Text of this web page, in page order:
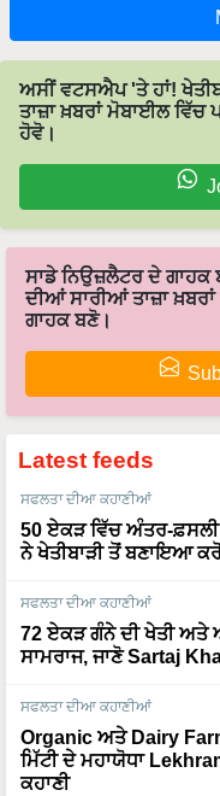
ਅਸੀਂ ਵਟਸਐਪ 'ਤੇ ਹਾਂ!
ਤਾਜ਼ਾ ਖ਼ਬਰਾਂ ਮੋਬਾਈਲ
ਹੋਵੋ।
ਸਾਡੇ ਨਿਉਜ਼ਲੈਟਰ ਦੇ ਗਾਹਕ
ਦੀਆਂ ਸਾਰੀਆਂ ਤਾਜ਼ਾ
ਗਾਹਕ ਬਣੋ।
Latest feeds
ਸਫਲਤਾ ਦੀਆ ਕਹਾਣੀਆਂ
50 ਏਕੜ ਵਿੱਚ ਅੰਤਰ-
ਨੇ ਖੇਤੀਬਾੜੀ ਤੋਂ ਬਣਾਇਆ
ਸਫਲਤਾ ਦੀਆ ਕਹਾਣੀਆਂ
72 ਏਕੜ ਗੰਨੇ ਦੀ ਖੇਤੀ ਅਤੇ
ਸਾਮਰਾਜ, ਜਾਣੋ Sartaj
ਸਫਲਤਾ ਦੀਆ ਕਹਾਣੀਆਂ
Organic ਅਤੇ Dairy
ਮਿੱਟੀ ਦੇ ਮਹਾਯੋਧਾ
ਕਹਾਣੀ